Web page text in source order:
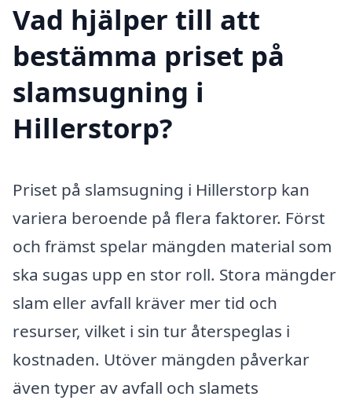
Vad hjälper till att
bestämma priset på
slamsugning i
Hillerstorp?
Priset på slamsugning i Hillerstorp kan
variera beroende på flera faktorer. Först
och främst spelar mängden material som
ska sugas upp en stor roll. Stora mängder
slam eller avfall kräver mer tid och
resurser, vilket i sin tur återspeglas i
kostnaden. Utöver mängden påverkar
även typer av avfall och slamets